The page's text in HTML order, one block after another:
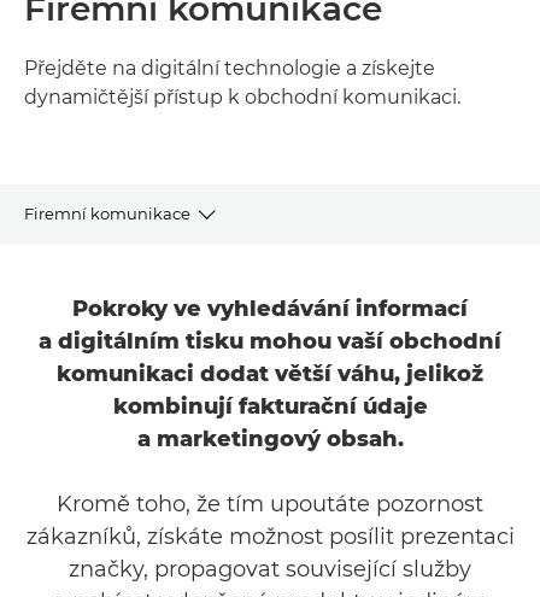
Firemní komunikace
Přejděte na digitální technologie a získejte
dynamičtější přístup k obchodní komunikaci.
Firemní komunikace
PŘÍPADOVÁ STUDIE
JAK TO FUNGUJE
Pokroky ve vyhledávání informací
a digitálním tisku mohou vaší obchodní
komunikaci dodat větší váhu, jelikož
kombinují fakturační údaje
a marketingový obsah.
Kromě toho, že tím upoutáte pozornost
zákazníků, získáte možnost posílit prezentaci
značky, propagovat související služby